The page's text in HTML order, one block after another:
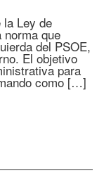
la Ley de
que
del PSOE,
El objetivo
para
como […]